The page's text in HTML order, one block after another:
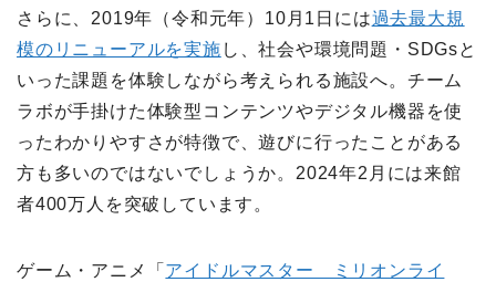
さらに、2019年（令和元年）10月1日には過去最大規
模のリニューアルを実施 し、社会や環境問題・SDGsと
いった課題を体験しながら考えられる施設へ。チーム
ラボが手掛けた体験型コンテンツやデジタル機器を使
ったわかりやすさが特徴で、遊びに行ったことがある
方も多いのではないでしょうか。2024年2月には来館
者400万人を突破しています。
ゲーム・アニメ「 アイドルマスター ミリオンライ